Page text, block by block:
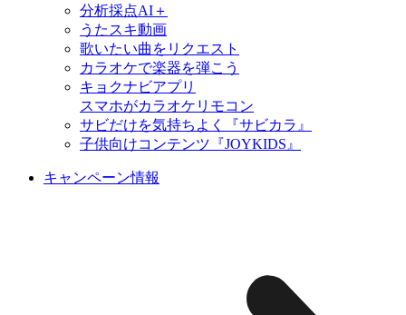
分析採点AI＋
うたスキ動画
歌いたい曲をリクエスト
カラオケで楽器を弾こう
キョクナビアプリ
スマホがカラオケリモコン
サビだけを気持ちよく『サビカラ』
子供向けコンテンツ『JOYKIDS』
キャンペーン情報